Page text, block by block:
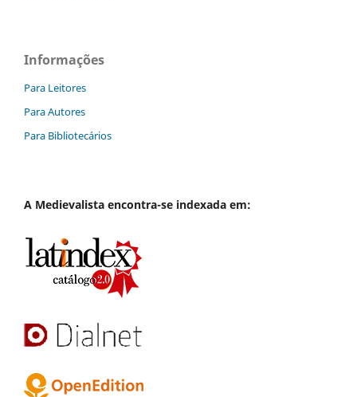
Informações
Para Leitores
Para Autores
Para Bibliotecários
A Medievalista encontra-se indexada em: